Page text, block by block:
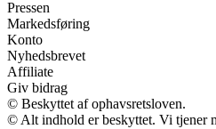
Pressen
Markedsføring
Konto
Nyhedsbrevet
Affiliate
Giv bidrag
© Beskyttet af ophavsretsloven.
© Alt indhold er beskyttet. Vi tjener